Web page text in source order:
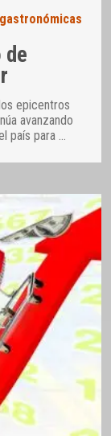
de
epicentros
avanzando
país para …